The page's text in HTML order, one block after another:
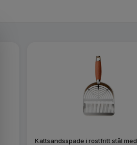
Kattsandsspade i rostfritt stål med